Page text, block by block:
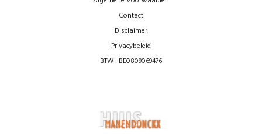
Contact
Disclaimer
Privacybeleid
BTW : BE0809069476